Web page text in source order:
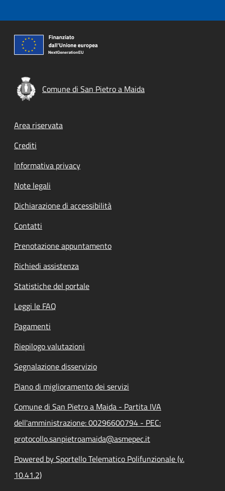
Comune di San Pietro a Maida
Footer menu
Area riservata
Crediti
Informativa privacy
Note legali
Dichiarazione di accessibilità
Contatti
Prenotazione appuntamento
Richiedi assistenza
Statistiche del portale
Leggi le FAQ
Pagamenti
Riepilogo valutazioni
Segnalazione disservizio
Piano di miglioramento dei servizi
Comune di San Pietro a Maida - Partita IVA
dell'amministrazione: 00296600794 - PEC:
protocollo.sanpietroamaida@asmepec.it
Powered by Sportello Telematico Polifunzionale (v.
10.41.2)